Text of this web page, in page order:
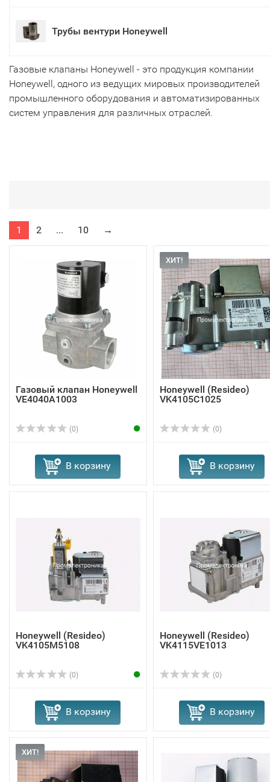
Трубы вентури Honeywell
Газовые клапаны Honeywell - это продукция компании
Honeywell, одного из ведущих мировых производителей
промышленного оборудования и автоматизированных
систем управления для различных отраслей.
1 2 ... 10 →
Газовый клапан Honeywell
VE4040A1003
(0)
В корзину
ХИТ!
Honeywell (Resideo)
VK4105C1025
(0)
В корзину
Honeywell (Resideo)
VK4105M5108
(0)
В корзину
Honeywell (Resideo)
VK4115VE1013
(0)
В корзину
ХИТ!